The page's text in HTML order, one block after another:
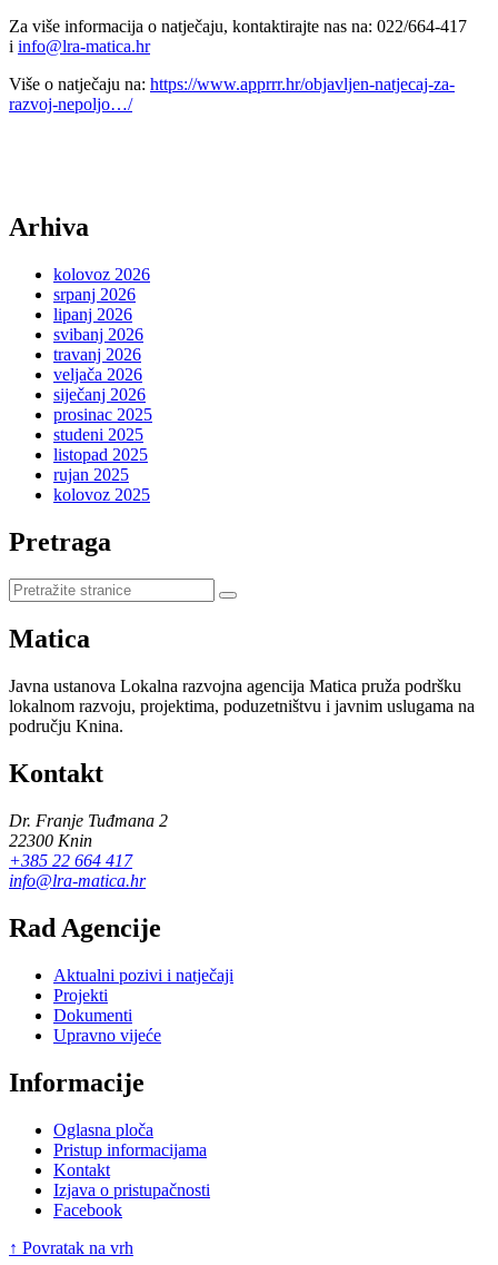
Za više informacija o natječaju, kontaktirajte nas na: 022/664-417
i info@lra-matica.hr
Više o natječaju na: https://www.apprrr.hr/objavljen-natjecaj-za-
razvoj-nepoljo…/
Arhiva
kolovoz 2026
srpanj 2026
lipanj 2026
svibanj 2026
travanj 2026
veljača 2026
siječanj 2026
prosinac 2025
studeni 2025
listopad 2025
rujan 2025
kolovoz 2025
Pretraga
Pretraži
stranice
Matica
Javna ustanova Lokalna razvojna agencija Matica pruža podršku
lokalnom razvoju, projektima, poduzetništvu i javnim uslugama na
području Knina.
Kontakt
Dr. Franje Tuđmana 2
22300 Knin
+385 22 664 417
info@lra-matica.hr
Rad Agencije
Aktualni pozivi i natječaji
Projekti
Dokumenti
Upravno vijeće
Informacije
Oglasna ploča
Pristup informacijama
Kontakt
Izjava o pristupačnosti
Facebook
↑ Povratak na vrh